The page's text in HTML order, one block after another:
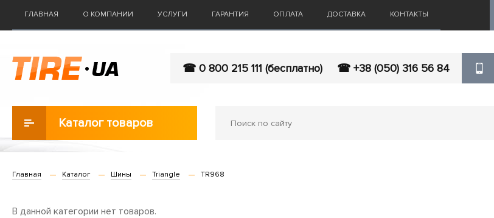
ГЛАВНАЯ О КОМПАНИИ УСЛУГИ ГАРАНТИЯ ОПЛАТА ДОСТАВКА КОНТАКТЫ
☎ 0 800 215 111 (бесплатно) ☎ +38 (050) 316 56 84
Каталог товаров
Главная Каталог Шины Triangle TR968
В данной категории нет товаров.